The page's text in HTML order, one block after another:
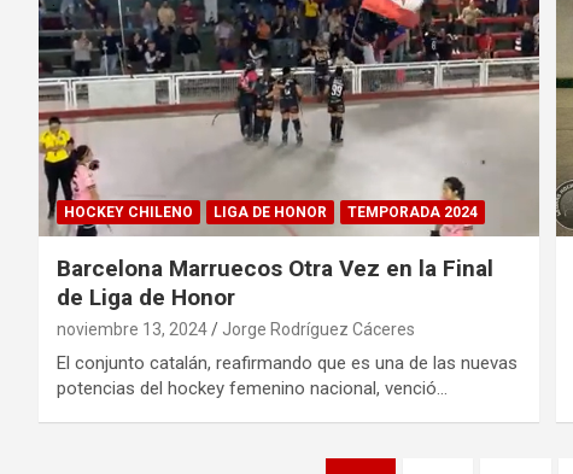
HOCKEY CHILENO LIGA DE HONOR TEMPORADA 2024
Barcelona Marruecos Otra Vez en la Final
de Liga de Honor
noviembre 13, 2024 Jorge Rodríguez Cáceres
El conjunto catalán, reafirmando que es una de las nuevas
potencias del hockey femenino nacional, venció…